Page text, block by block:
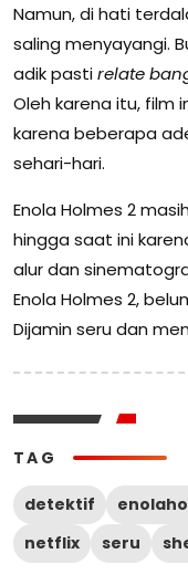
Namun, di hati
saling menyayangi.
adik pastirelate
Oleh karena itu, film
karena beberapa
sehari-hari.
Enola Holmes 2
hingga saat ini
alur dan
Enola Holmes 2,
Dijamin seru dan
TAG
detektif
netflix
seru